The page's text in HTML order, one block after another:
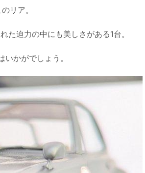
リア。
た迫力の中にも美しさがある1台。
かがでしょう。